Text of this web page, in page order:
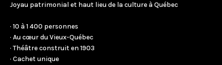
Joyau patrimonial et haut lieu de la culture à Québec
· 10 à 1 400 personnes
· Au cœur du Vieux-Québec
· Théâtre construit en 1903
· Cachet unique